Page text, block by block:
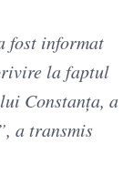
fost informat
la faptul
Constanța, a
a transmis